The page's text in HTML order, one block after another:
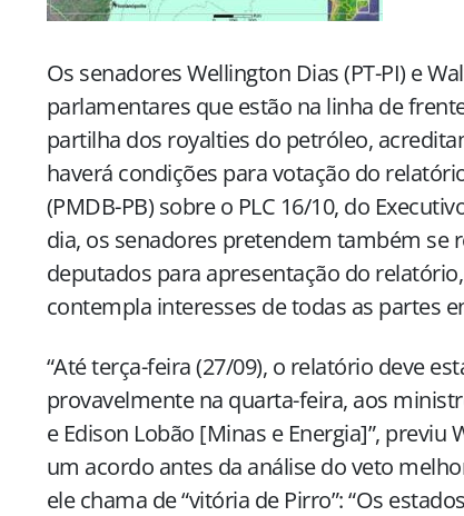
Os senadores Wellington Dias (PT-PI) e
parlamentares que estão na linha de
partilha dos royalties do petróleo,
haverá condições para votação do
(PMDB-PB) sobre o PLC 16/10, do
dia, os senadores pretendem também se
deputados para apresentação do
contempla interesses de todas as partes
“Até terça-feira (27/09), o relatório deve
provavelmente na quarta-feira, aos
e Edison Lobão [Minas e Energia]”, previu
um acordo antes da análise do veto
ele chama de “vitória de Pirro”: “Os